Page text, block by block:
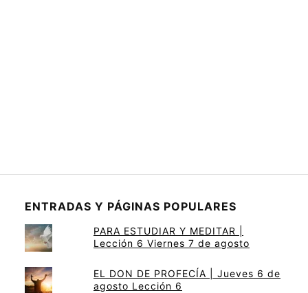
ENTRADAS Y PÁGINAS POPULARES
PARA ESTUDIAR Y MEDITAR |
Lección 6 Viernes 7 de agosto
EL DON DE PROFECÍA | Jueves 6 de
agosto Lección 6